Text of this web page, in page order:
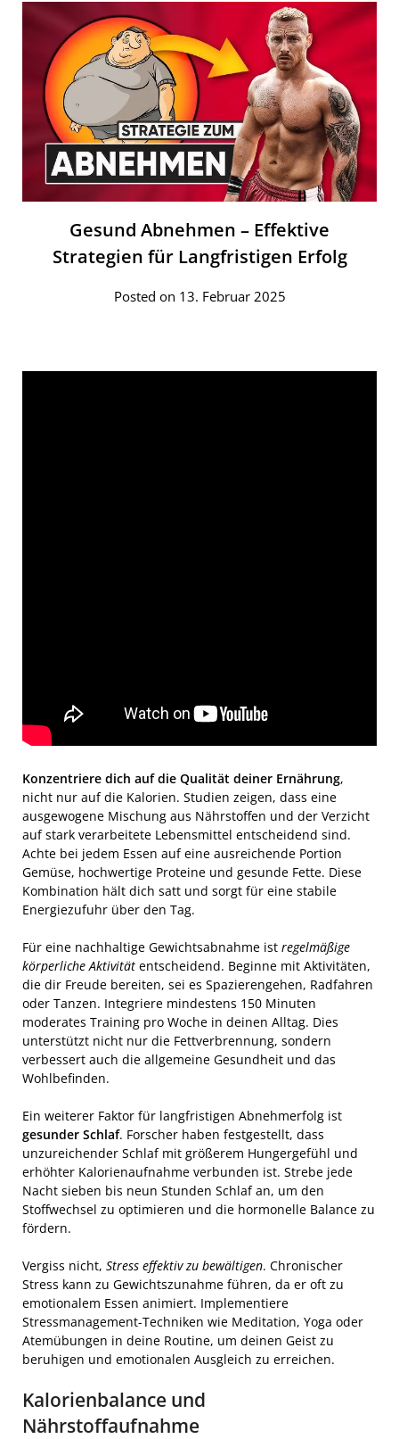
Gesund Abnehmen – Effektive
Strategien für Langfristigen Erfolg
Posted on 13. Februar 2025
Konzentriere dich auf die Qualität deiner Ernährung,
nicht nur auf die Kalorien. Studien zeigen, dass eine
ausgewogene Mischung aus Nährstoffen und der Verzicht
auf stark verarbeitete Lebensmittel entscheidend sind.
Achte bei jedem Essen auf eine ausreichende Portion
Gemüse, hochwertige Proteine und gesunde Fette. Diese
Kombination hält dich satt und sorgt für eine stabile
Energiezufuhr über den Tag.
Für eine nachhaltige Gewichtsabnahme ist regelmäßige
körperliche Aktivität entscheidend. Beginne mit Aktivitäten,
die dir Freude bereiten, sei es Spazierengehen, Radfahren
oder Tanzen. Integriere mindestens 150 Minuten
moderates Training pro Woche in deinen Alltag. Dies
unterstützt nicht nur die Fettverbrennung, sondern
verbessert auch die allgemeine Gesundheit und das
Wohlbefinden.
Ein weiterer Faktor für langfristigen Abnehmerfolg ist
gesunder Schlaf. Forscher haben festgestellt, dass
unzureichender Schlaf mit größerem Hungergefühl und
erhöhter Kalorienaufnahme verbunden ist. Strebe jede
Nacht sieben bis neun Stunden Schlaf an, um den
Stoffwechsel zu optimieren und die hormonelle Balance zu
fördern.
Vergiss nicht, Stress effektiv zu bewältigen. Chronischer
Stress kann zu Gewichtszunahme führen, da er oft zu
emotionalem Essen animiert. Implementiere
Stressmanagement-Techniken wie Meditation, Yoga oder
Atemübungen in deine Routine, um deinen Geist zu
beruhigen und emotionalen Ausgleich zu erreichen.
Kalorienbalance und
Nährstoffaufnahme